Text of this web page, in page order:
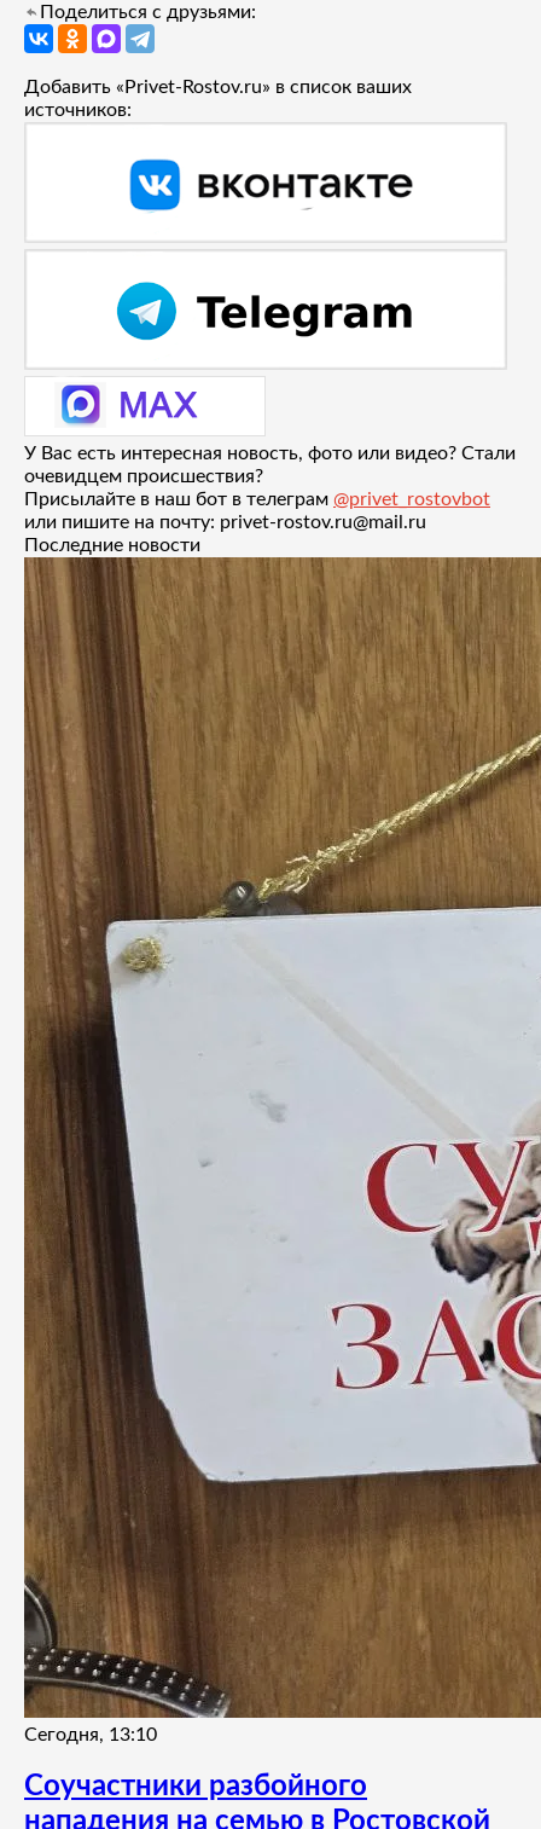
Поделиться с друзьями:
Добавить «Privet-Rostov.ru» в список ваших
источников:
У Вас есть интересная новость, фото или видео? Стали
очевидцем происшествия?
Присылайте в наш бот в телеграм @privet_rostovbot
или пишите на почту: privet-rostov.ru@mail.ru
Последние новости
Сегодня, 13:10
Соучастники разбойного
нападения на семью в Ростовской